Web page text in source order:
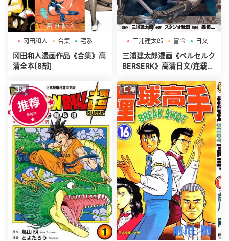
冈田和人 合集 宅系
冈田和人漫画作品《合集》高
清全本[8部]
三浦建太郎 冒险 日文
三浦建太郎漫画《ベルセルク
BERSERK》高清日文/连载中
日漫 日漫